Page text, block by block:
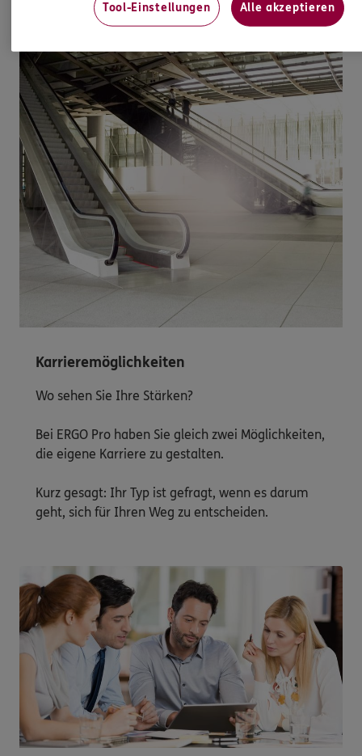
Karrieremöglichkeiten
Wo sehen Sie Ihre Stärken?
Bei ERGO Pro haben Sie gleich zwei Möglichkeiten,
die eigene Karriere zu gestalten.
Kurz gesagt: Ihr Typ ist gefragt, wenn es darum
geht, sich für Ihren Weg zu entscheiden.
Tool-Einstellungen Alle akzeptieren